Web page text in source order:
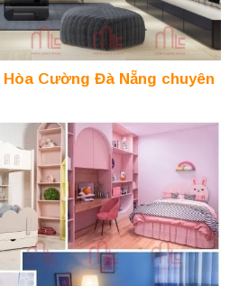
Cường Đà Nẵng chuyên